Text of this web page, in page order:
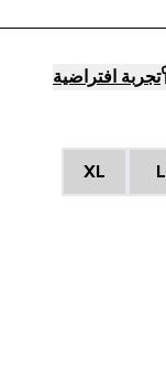
تجربة افتراضية
L
XL